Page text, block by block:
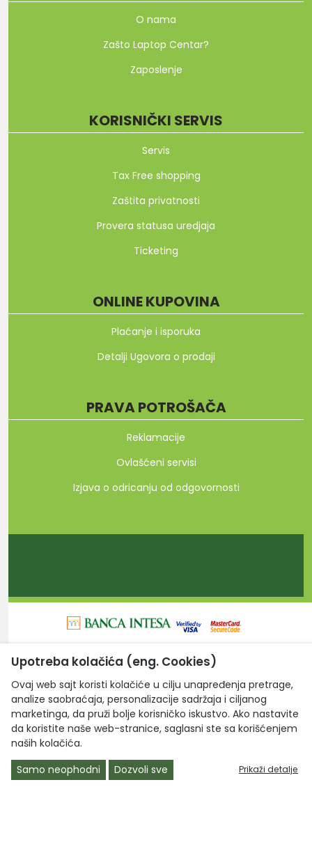
O nama
Zašto Laptop Centar?
Zaposlenje
KORISNIČKI SERVIS
Servis
Tax Free shopping
Zaštita privatnosti
Provera statusa uredjaja
Ticketing
ONLINE KUPOVINA
Plaćanje i isporuka
Detalji Ugovora o prodaji
PRAVA POTROŠAČA
Reklamacije
Ovlašćeni servisi
Izjava o odricanju od odgovornosti
Laptop Centar d.o.o. © 2026. Sva prava zadržana.
Upotreba kolačića (eng. Cookies)
Ovaj web sajt koristi kolačiće u cilju unapređenja pretrage,
analize saobraćaja, personalizacije sadržaja i ciljanog
marketinga, da pruži bolje korisničko iskustvo. Ako nastavite
da koristite naše web-stranice, saglasni ste sa korišćenjem
naših kolačića.
Samo neophodni
Dozvoli sve Prikaži detalje